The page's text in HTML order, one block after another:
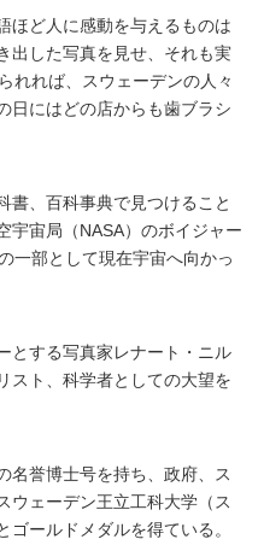
ほど人に感動を与えるものは
出した写真を見せ、それも実
れれば、スウェーデンの人々
日にはどの店からも歯ブラシ
書、百科事典で見つけること
宇宙局（NASA）のボイジャー
一部として現在宇宙へ向かっ
とする写真家レナート・ニル
スト、科学者としての大望を
名誉博士号を持ち、政府、ス
ウェーデン王立工科大学（ス
ゴールドメダルを得ている。